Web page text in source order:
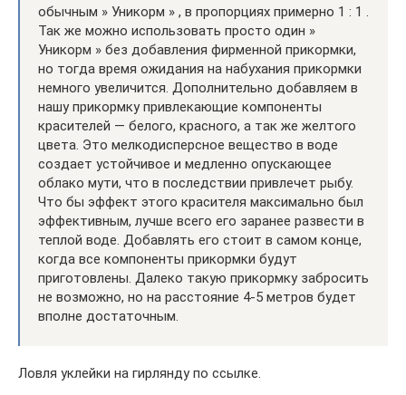
обычным » Уникорм » , в пропорциях примерно 1 : 1 .
Так же можно использовать просто один »
Уникорм » без добавления фирменной прикормки,
но тогда время ожидания на набухания прикормки
немного увеличится. Дополнительно добавляем в
нашу прикормку привлекающие компоненты
красителей — белого, красного, а так же желтого
цвета. Это мелкодисперсное вещество в воде
создает устойчивое и медленно опускающее
облако мути, что в последствии привлечет рыбу.
Что бы эффект этого красителя максимально был
эффективным, лучше всего его заранее развести в
теплой воде. Добавлять его стоит в самом конце,
когда все компоненты прикормки будут
приготовлены. Далеко такую прикормку забросить
не возможно, но на расстояние 4-5 метров будет
вполне достаточным.
Ловля уклейки на гирлянду по ссылке.